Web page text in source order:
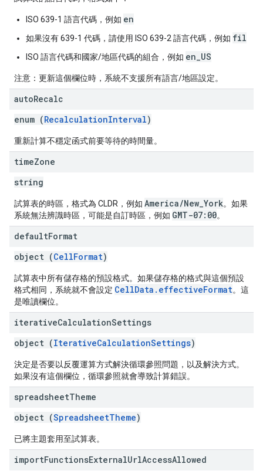
ISO 639-1 語言代碼，例如 en
如果沒有 639-1 代碼，請使用 ISO 639-2 語言代碼，例如 fil
ISO 語言代碼和國家/地區代碼的組合，例如 en_US
注意：更新這個欄位時，系統不支援所有語言/地區設定。
autoRecalc
enum (RecalculationInterval)
重新計算不穩定函式前要等待的時間量。
timeZone
string
試算表的時區，格式為 CLDR，例如 America/New_York。如果
系統無法辨識時區，可能是自訂時區，例如 GMT-07:00。
defaultFormat
object (CellFormat)
試算表中所有儲存格的預設格式。如果儲存格的格式與這個預設
格式相同，系統就不會設定 CellData.effectiveFormat。這
是唯讀欄位。
iterativeCalculationSettings
object (IterativeCalculationSettings)
決定是否要以反覆運算方式解決循環參照問題，以及解決方式。
如果沒有這個欄位，循環參照就會導致計算錯誤。
spreadsheetTheme
object (SpreadsheetTheme)
已將主題套用至試算表。
importFunctionsExternalUrlAccessAllowed